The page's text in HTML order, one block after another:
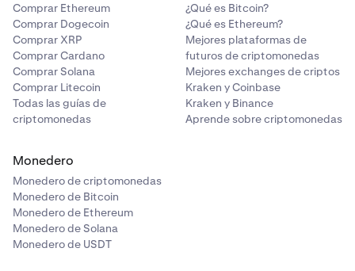
Comprar Ethereum
Comprar Dogecoin
Comprar XRP
Comprar Cardano
Comprar Solana
Comprar Litecoin
Todas las guías de
criptomonedas
¿Qué es Bitcoin?
¿Qué es Ethereum?
Mejores plataformas de
futuros de criptomonedas
Mejores exchanges de criptos
Kraken y Coinbase
Kraken y Binance
Aprende sobre criptomonedas
Monedero
Monedero de criptomonedas
Monedero de Bitcoin
Monedero de Ethereum
Monedero de Solana
Monedero de USDT